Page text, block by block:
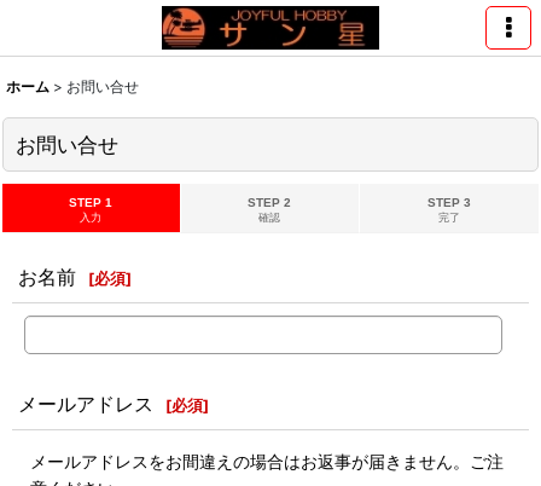
ホーム > お問い合せ
お問い合せ
STEP 1
入力
STEP 2
確認
STEP 3
完了
お名前 [必須]
メールアドレス [必須]
メールアドレスをお間違えの場合はお返事が届きません。ご注